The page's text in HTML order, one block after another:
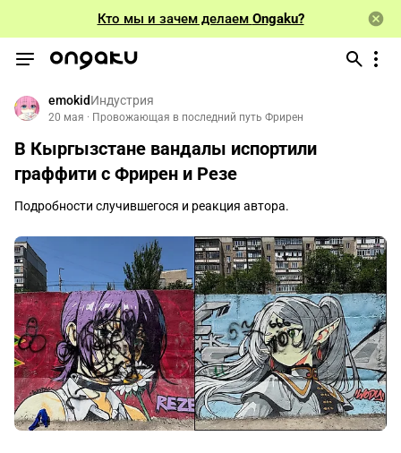
Кто мы и зачем делаем Ongaku?
emokidИндустрия
20 мая · Провожающая в последний путь Фрирен
В Кыргызстане вандалы испортили
граффити с Фрирен и Резе
Подробности случившегося и реакция автора.